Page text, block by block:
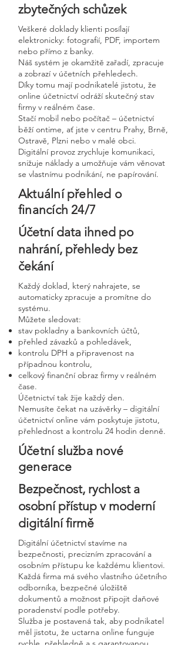
zbytečných schůzek
Veškeré doklady klienti posílají
elektronicky: fotografií, PDF, importem
nebo přímo z banky.
Náš systém je okamžitě zařadí, zpracuje
a zobrazí v účetních přehledech.
Díky tomu mají podnikatelé jistotu, že
online účetnictví odráží skutečný stav
firmy v reálném čase.
Stačí mobil nebo počítač – účetnictví
běží ontime, ať jste v centru Prahy, Brně,
Ostravě, Plzni nebo v malé obci.
Digitální provoz zrychluje komunikaci,
snižuje náklady a umožňuje vám věnovat
se vlastnímu podnikání, ne papírování.
Aktuální přehled o
financích 24/7
Účetní data ihned po
nahrání, přehledy bez
čekání
Každý doklad, který nahrajete, se
automaticky zpracuje a promítne do
systému.
Můžete sledovat:
stav pokladny a bankovních účtů,
přehled závazků a pohledávek,
kontrolu DPH a připravenost na
případnou kontrolu,
celkový finanční obraz firmy v reálném
čase.
Účetnictví tak žije každý den.
Nemusíte čekat na uzávěrky – digitální
účetnictví online vám poskytuje jistotu,
přehlednost a kontrolu 24 hodin denně.
Účetní služba nové
generace
Bezpečnost, rychlost a
osobní přístup v moderní
digitální firmě
Digitální účetnictví stavíme na
bezpečnosti, precizním zpracování a
osobním přístupu ke každému klientovi.
Každá firma má svého vlastního účetního
odborníka, bezpečné úložiště
dokumentů a možnost připojit daňové
poradenství podle potřeby.
Služba je postavená tak, aby podnikatel
měl jistotu, že uctarna online funguje